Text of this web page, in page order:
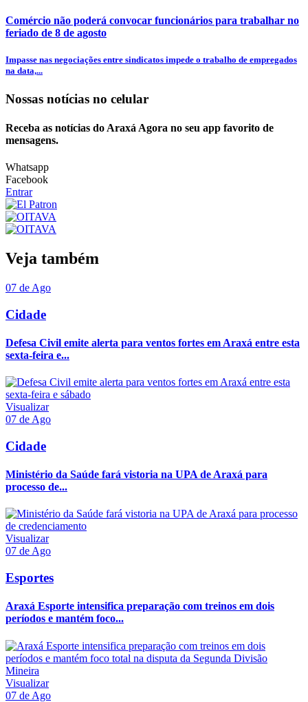
Comércio não poderá convocar funcionários para trabalhar no
feriado de 8 de agosto
Impasse nas negociações entre sindicatos impede o trabalho de empregados
na data,...
Nossas notícias no celular
Receba as notícias do Araxá Agora no seu app favorito de
mensagens.
Whatsapp
Facebook
Entrar
Veja também
07 de Ago
Cidade
Defesa Civil emite alerta para ventos fortes em Araxá entre esta
sexta-feira e...
Visualizar
07 de Ago
Cidade
Ministério da Saúde fará vistoria na UPA de Araxá para
processo de...
Visualizar
07 de Ago
Esportes
Araxá Esporte intensifica preparação com treinos em dois
períodos e mantém foco...
Visualizar
07 de Ago